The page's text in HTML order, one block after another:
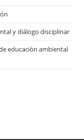
y diálogo disciplinar
educación ambiental